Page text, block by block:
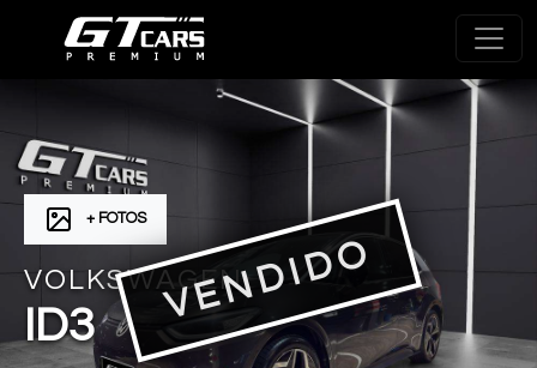
VENDIDO
+ FOTOS
VOLKSWAGEN
ID3